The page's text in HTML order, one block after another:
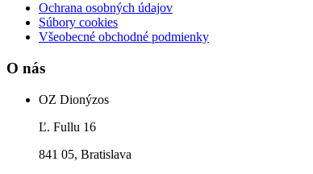
Ochrana osobných údajov
Súbory cookies
Všeobecné obchodné podmienky
O nás
OZ Dionýzos
Ľ. Fullu 16
841 05, Bratislava